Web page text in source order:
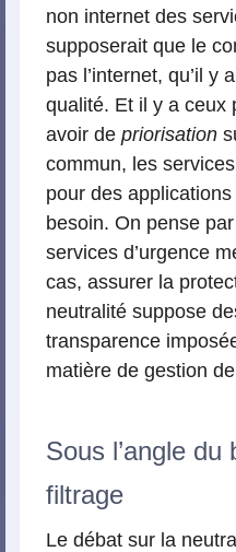
non internet des
supposerait que le
pas l’internet, qu’il y
qualité. Et il y a ceux
avoir de priorisation
commun, les
pour des
besoin. On pense
services d’urgence
cas, assurer la
neutralité suppose
transparence
matière de gestion
Sous l’angle du
filtrage
Le débat sur la